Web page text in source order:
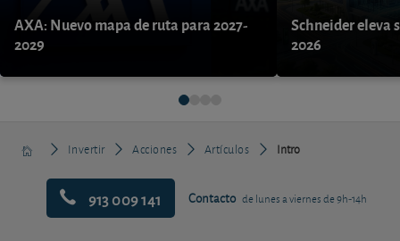
AXA: Nuevo mapa de ruta para 2027-
2029
Schneider eleva
2026
Invertir Acciones Artículos Intro
913 009 141 Contacto de lunes a viernes de 9h-14h